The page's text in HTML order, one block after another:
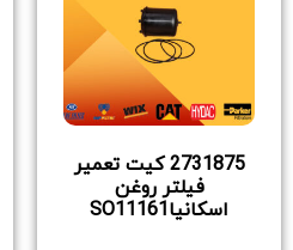
2731875 کیت تعمیر
فیلتر روغن
اسکانیاSO11161